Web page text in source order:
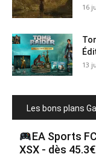
16
13
Les bons plans
EA Sports
XSX - dès 45.3€